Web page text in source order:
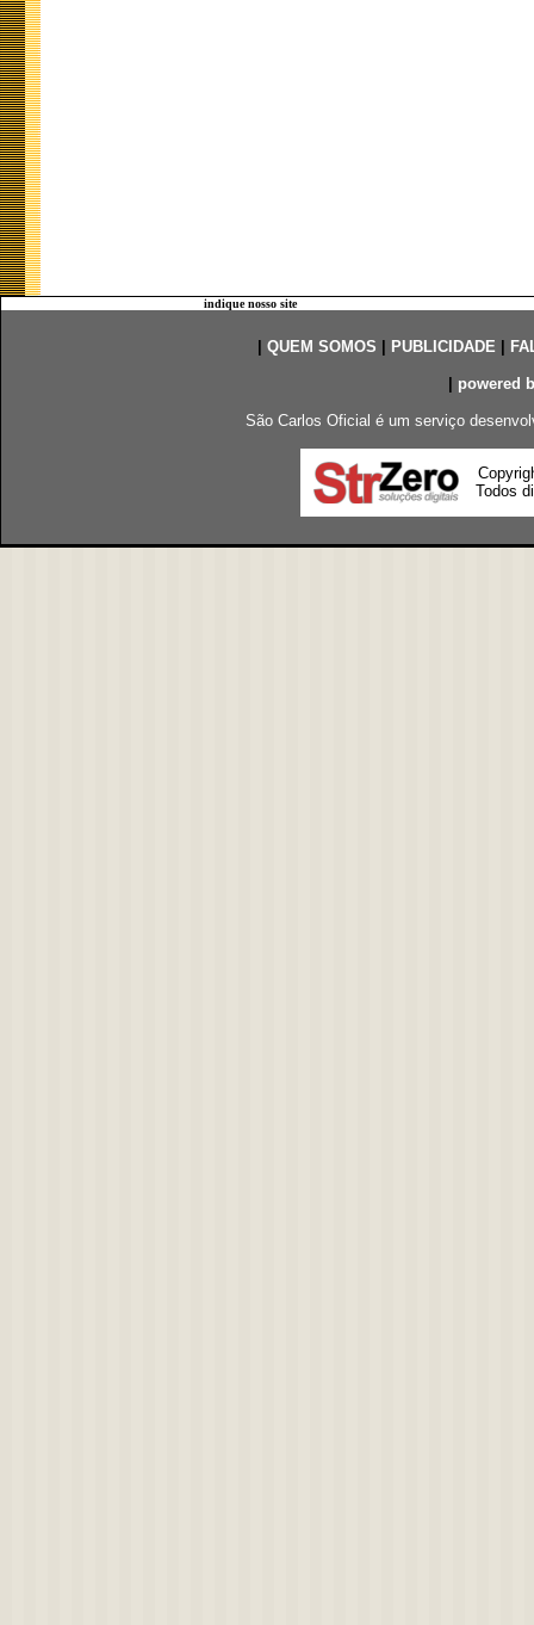
indique nosso site
QUEM SOMOS PUBLICIDADE|
powered
São Carlos Oficial é um serviço
Todos